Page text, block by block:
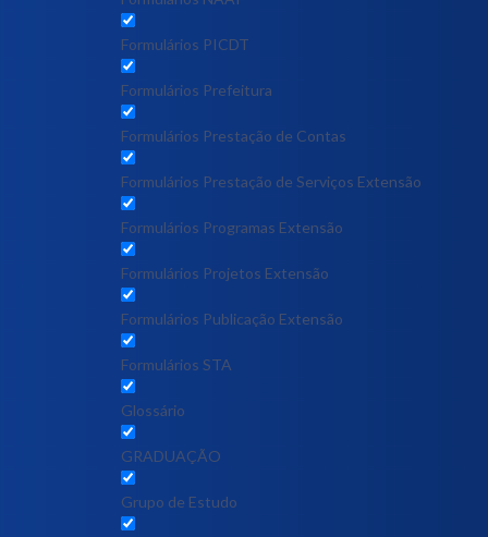
Formulários PICDT
Formulários Prefeitura
Formulários Prestação de Contas
Formulários Prestação de Serviços Extensão
Formulários Programas Extensão
Formulários Projetos Extensão
Formulários Publicação Extensão
Formulários STA
Glossário
GRADUAÇÃO
Grupo de Estudo